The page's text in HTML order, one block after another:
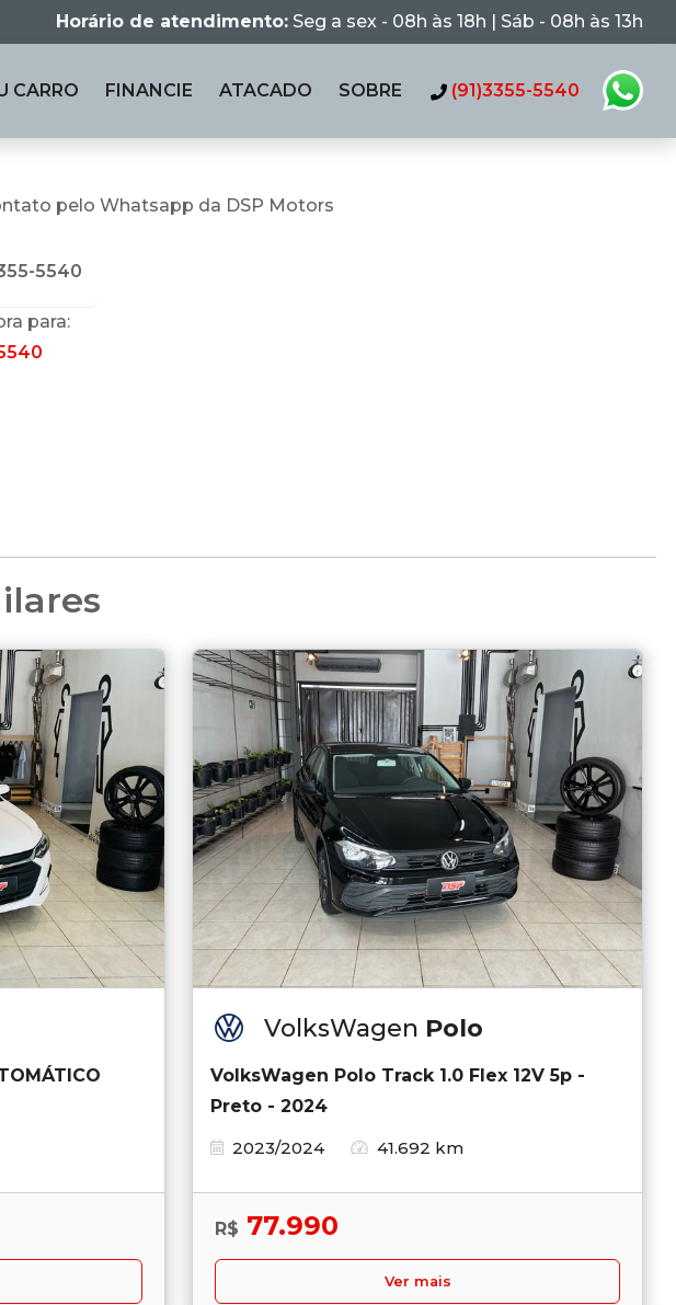
Horário de atendimento: Seg a sex - 08h às 18h | Sáb - 08h às 13h
CARRO FINANCIE ATACADO SOBRE (91)3355-5540
pelo Whatsapp da DSP Motors
5540
para:
VolksWagen Polo
VolksWagen Polo Track 1.0 Flex 12V 5p -
Preto - 2024
2023/2024
41.692 km
R$ 77.990
Ver mais